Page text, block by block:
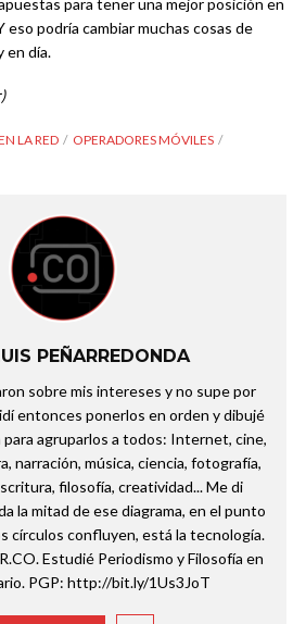
para tener una mejor posición en
podría cambiar muchas cosas de
en día.
LA RED
OPERADORES MÓVILES
PEÑARREDONDA
sobre mis intereses y no supe por
entonces ponerlos en orden y dibujé
para agruparlos a todos: Internet, cine,
narración, música, ciencia, fotografía,
filosofía, creatividad... Me di
la mitad de ese diagrama, en el punto
círculos confluyen, está la tecnología.
Estudié Periodismo y Filosofía en
PGP: http://bit.ly/1Us3JoT